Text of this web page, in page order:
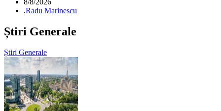
.Radu Marinescu
Știri Generale
Știri Generale